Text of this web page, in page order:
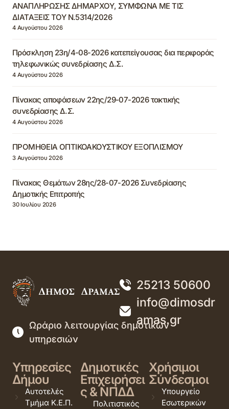
ΑΝΑΠΛΗΡΩΣΗΣ ΔΗΜΑΡΧΟΥ, ΣΥΜΦΩΝΑ ΜΕ ΤΙΣ
ΔΙΑΤΑΞΕΙΣ ΤΟΥ Ν.5314/2026
4 Αυγούστου 2026
Πρόσκληση 23η/4-08-2026 κατεπείγουσας δια περιφοράς
τηλεφωνικώς συνεδρίασης Δ.Σ.
4 Αυγούστου 2026
Πίνακας αποφάσεων 22ης/29-07-2026 τακτικής
συνεδρίασης Δ.Σ.
4 Αυγούστου 2026
ΠΡΟΜΗΘΕΙΑ ΟΠΤΙΚΟΑΚΟΥΣΤΙΚΟΥ ΕΞΟΠΛΙΣΜΟΥ
3 Αυγούστου 2026
Πίνακας Θεμάτων 28ης/28-07-2026 Συνεδρίασης
Δημοτικής Επιτροπής
30 Ιουλίου 2026
25213 50600
info@dimosdr
amas.gr
Ωράριο λειτουργίας δημοτικών
υπηρεσιών
Υπηρεσίες
Δήμου
Αυτοτελές
Τμήμα Κ.Ε.Π.
Δημοτικές
Επιχειρήσει
ς & ΝΠΔΔ
Πολιτιστικός
Χρήσιμοι
Σύνδεσμοι
Υπουργείο
Εσωτερικών